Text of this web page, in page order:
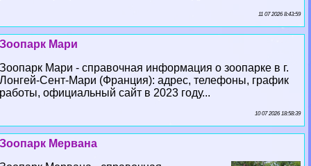
11 07 2026 8:43:59
Зоопарк Мари
Зоопарк Мари - справочная информация о зоопарке в г.
Лонгeй-Сент-Мари (Франция): адрес, телефоны, график
работы, официальный сайт в 2023 году...
10 07 2026 18:58:39
Зоопарк Мервана